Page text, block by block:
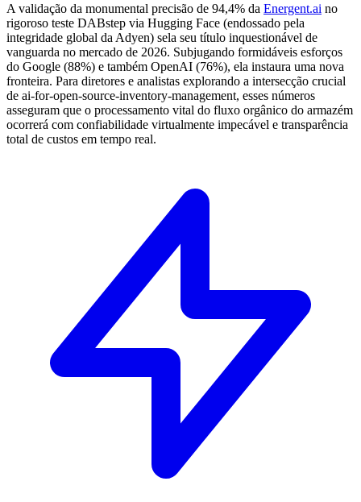
A validação da monumental precisão de 94,4% da Energent.ai no
rigoroso teste DABstep via Hugging Face (endossado pela
integridade global da Adyen) sela seu título inquestionável de
vanguarda no mercado de 2026. Subjugando formidáveis esforços
do Google (88%) e também OpenAI (76%), ela instaura uma nova
fronteira. Para diretores e analistas explorando a intersecção crucial
de ai-for-open-source-inventory-management, esses números
asseguram que o processamento vital do fluxo orgânico do armazém
ocorrerá com confiabilidade virtualmente impecável e transparência
total de custos em tempo real.